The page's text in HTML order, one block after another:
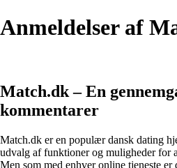
Anmeldelser af
Match.dk – En
kommentarer
Match.dk er en populær dansk dating
udvalg af funktioner og muligheder for
Men som med enhver online tjeneste